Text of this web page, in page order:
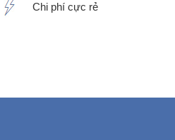
Chi phí cực rẻ